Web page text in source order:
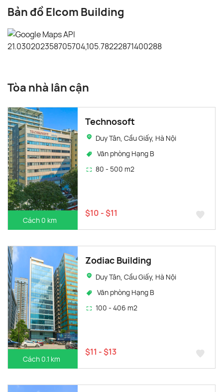
Bản đồ Elcom Building
Tòa nhà lân cận
Cách 0 km
Technosoft
Duy Tân, Cầu Giấy, Hà Nội
Văn phòng Hạng B
80 - 500 m2
$10 - $11
Cách 0.1 km
Zodiac Building
Duy Tân, Cầu Giấy, Hà Nội
Văn phòng Hạng B
100 - 406 m2
$11 - $13